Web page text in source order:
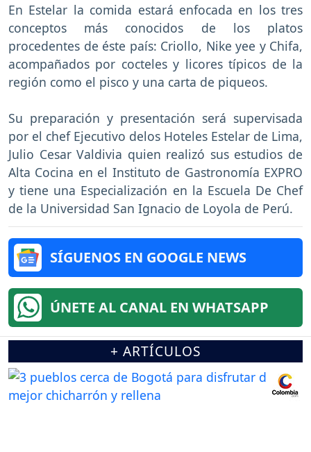
En Estelar la comida estará enfocada en los tres
conceptos más conocidos de los platos
procedentes de éste país: Criollo, Nike yee y Chifa,
acompañados por cocteles y licores típicos de la
región como el pisco y una carta de piqueos.
Su preparación y presentación será supervisada
por el chef Ejecutivo delos Hoteles Estelar de Lima,
Julio Cesar Valdivia quien realizó sus estudios de
Alta Cocina en el Instituto de Gastronomía EXPRO
y tiene una Especialización en la Escuela De Chef
de la Universidad San Ignacio de Loyola de Perú.
SÍGUENOS EN GOOGLE NEWS
ÚNETE AL CANAL EN WHATSAPP
+ ARTÍCULOS